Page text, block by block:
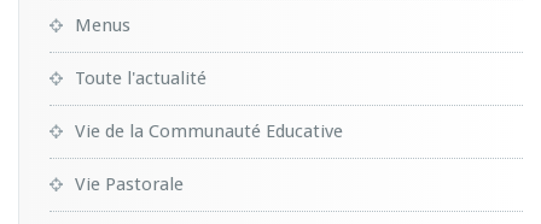
Menus
Toute l'actualité
Vie de la Communauté Educative
Vie Pastorale